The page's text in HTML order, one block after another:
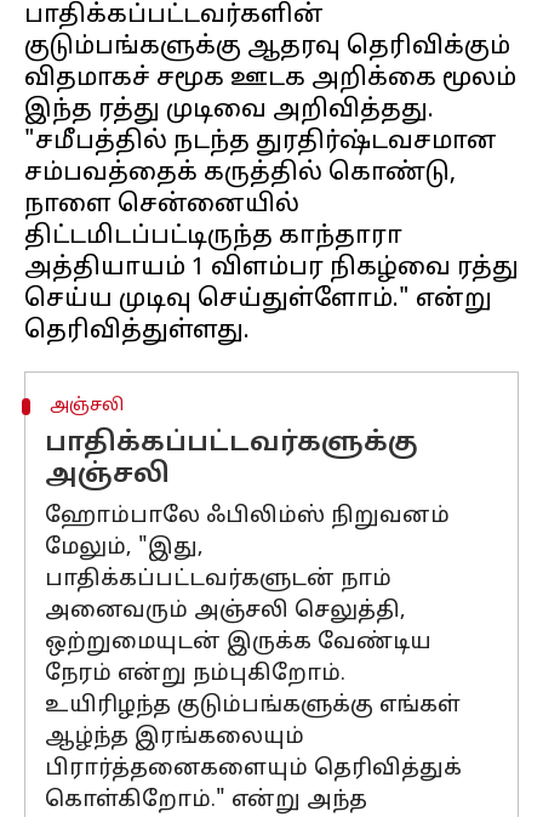
பாதிக்கப்பட்டவர்களின்
குடும்பங்களுக்கு ஆதரவு தெரிவிக்கும்
விதமாகச் சமூக ஊடக அறிக்கை மூலம்
இந்த ரத்து முடிவை அறிவித்தது.
"சமீபத்தில் நடந்த துரதிர்ஷ்டவசமான
சம்பவத்தைக் கருத்தில் கொண்டு,
நாளை சென்னையில்
திட்டமிடப்பட்டிருந்த காந்தாரா
அத்தியாயம் 1 விளம்பர நிகழ்வை ரத்து
செய்ய முடிவு செய்துள்ளோம்." என்று
அஞ்சலி
பாதிக்கப்பட்டவர்களுக்கு
அஞ்சலி
ஹோம்பாலே ஃபிலிம்ஸ் நிறுவனம்
மேலும், "இது,
பாதிக்கப்பட்டவர்களுடன் நாம்
அனைவரும் அஞ்சலி செலுத்தி,
ஒற்றுமையுடன் இருக்க வேண்டிய
நேரம் என்று நம்புகிறோம்.
உயிரிழந்த குடும்பங்களுக்கு எங்கள்
ஆழ்ந்த இரங்கலையும்
பிரார்த்தனைகளையும் தெரிவித்துக்
கொள்கிறோம்." என்று அந்த